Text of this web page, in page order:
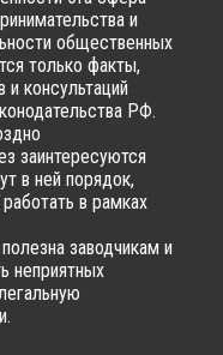
и
общественных
только факты,
и консультаций
РФ.
заинтересуются
в ней порядок,
в рамках
заводчикам и
неприятных